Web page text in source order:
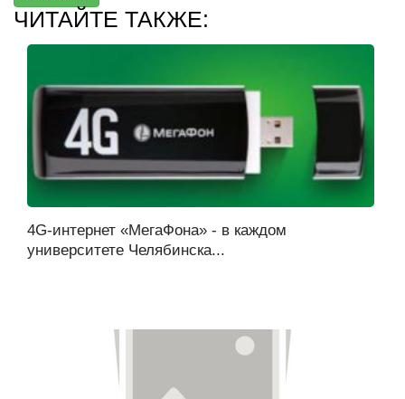
ЧИТАЙТЕ ТАКЖЕ:
4G-интернет «МегаФона» - в каждом
университете Челябинска...